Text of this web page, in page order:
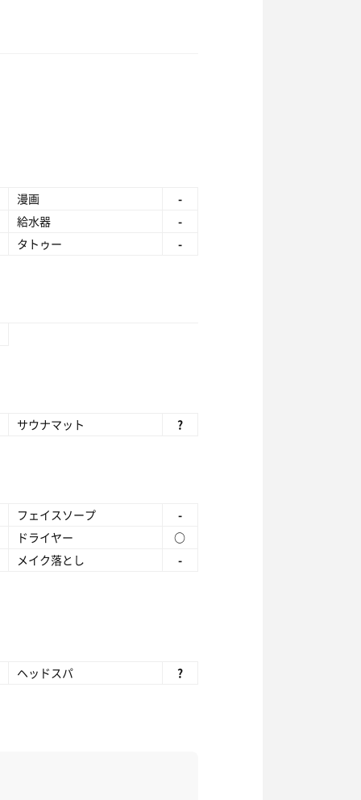
漫画
-
給水器
-
タトゥー
-
サウナマット ?
フェイスソープ
-
ドライヤー
○
メイク落とし
-
ヘッドスパ ?